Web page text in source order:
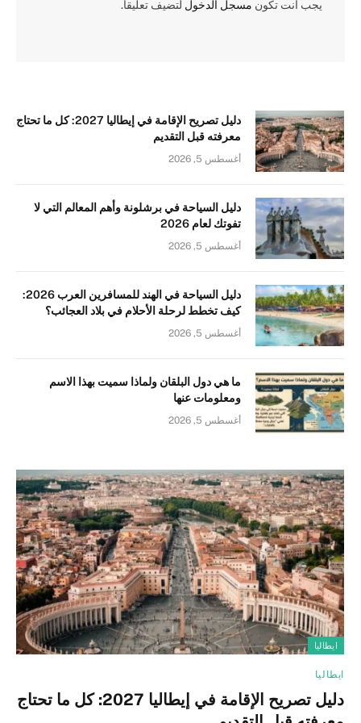
يجب أنت تكون مسجل الدخول لتضيف تعليقاً.
دليل تصريح الإقامة في إيطاليا 2027: كل ما تحتاج
معرفته قبل التقديم
أغسطس 5, 2026
دليل السياحة في برشلونة وأهم المعالم التي لا
تفوتك لعام 2026
أغسطس 5, 2026
دليل السياحة في الهند للمسافرين العرب 2026:
كيف تخطط لرحلة الأحلام في بلاد العجائب؟
أغسطس 5, 2026
ما هي دول البلقان ولماذا سميت بهذا الاسم
ومعلومات عنها
أغسطس 5, 2026
ايطاليا
ايطاليا
دليل تصريح الإقامة في إيطاليا 2027: كل ما تحتاج